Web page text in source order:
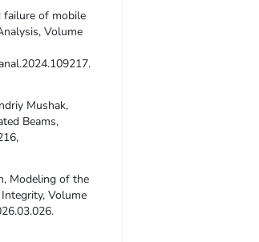
failure of mobile
Volume
Mushak,
Beams,
Modeling of the
Volume